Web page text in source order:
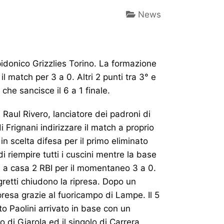
News
Grizzlies Torino. La formazione
match per 3 a 0. Altri 2 punti tra 3° e
sancisce il 6 a 1 finale.
Rivero, lanciatore dei padroni di
Frignani indirizzare il match a proprio
scelta difesa per il primo eliminato
riempire tutti i cuscini mentre la base
casa 2 RBI per il momentaneo 3 a 0.
chiudono la ripresa. Dopo un
grazie al fuoricampo di Lampe. Il 5
Paolini arrivato in base con un
di Giarola ed il singolo di Carrera